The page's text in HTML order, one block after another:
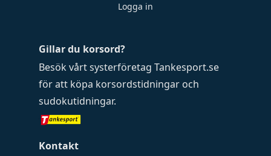
Gillar du korsord?
Besök vårt systerföretag Tankesport.se
för att köpa korsordstidningar och
sudokutidningar.
Kontakt
Logga in